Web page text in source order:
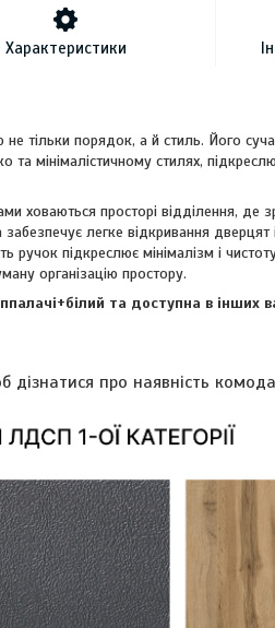
Характеристики
тільки порядок, а й стиль. Його
мінімалістичному стилях,
просторі відділення, де
легке відкривання
ручок підкреслює мінімалізм і
організацію простору.
та доступна в інших
про наявність